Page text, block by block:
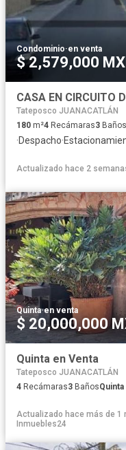
Condominio·en venta
$ 2,579,000
Tateposco JUANACATLÁN
180 m²4 Recámaras3 Baños
·Despacho·
Actualizado hace 2
Quinta·en venta
$ 20,000,000
Quinta en Venta
Tateposco JUANACATLÁN
4 Recámaras3 BañosQuinta
Actualizado hace más de 1
Inmuebles24